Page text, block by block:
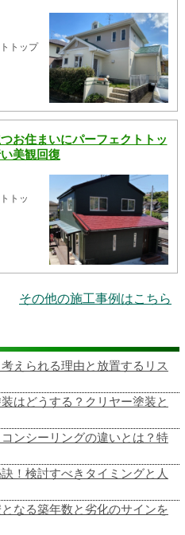
トップ
お住まいにパーフェクトトッ
美観回復
トッ
その他の施工事例はこちら
えられる理由と放置するリス
はどうする？クリヤー塗装と
ンシーリングの違いとは？特
！検討すべきタイミングと人
なる築年数と劣化のサインを